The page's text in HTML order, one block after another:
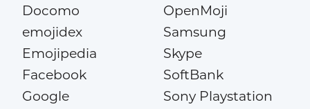
Docomo
emojidex
Emojipedia
Facebook
Google
OpenMoji
Samsung
Skype
SoftBank
Sony Playstation